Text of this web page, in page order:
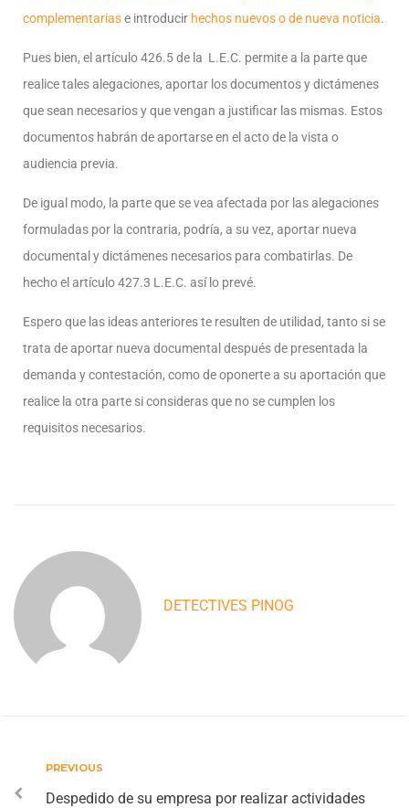
complementariase introducir hechos nuevos o de nueva noticia.
Pues bien, el artículo 426.5 de la L.E.C. permite a la parte que
realice tales alegaciones, aportar los documentos y dictámenes
que sean necesarios y que vengan a justificar las mismas. Estos
documentos habrán de aportarse en el acto de la vista o
audiencia previa.
De igual modo, la parte que se vea afectada por las alegaciones
formuladas por la contraria, podría, a su vez, aportar nueva
documental y dictámenes necesarios para combatirlas. De
hecho el artículo 427.3 L.E.C. así lo prevé.
Espero que las ideas anteriores te resulten de utilidad, tanto si se
trata de aportar nueva documental después de presentada la
demanda y contestación, como de oponerte a su aportación que
realice la otra parte si consideras que no se cumplen los
requisitos necesarios.
DETECTIVES PINOG
PREVIOUS
Despedido de su empresa por realizar actividades